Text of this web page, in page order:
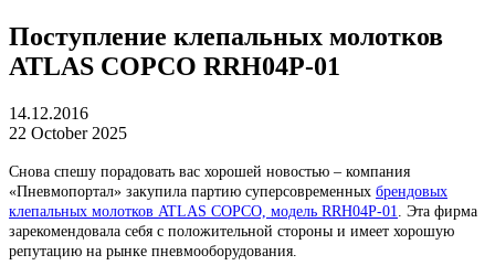
Поступление клепальных молотков
ATLAS COPCO RRH04P-01
14.12.2016
22 October 2025
Снова спешу порадовать вас хорошей новостью – компания
«Пневмопортал» закупила партию суперсовременных брендовых
клепальных молотков ATLAS COPCO, модель RRH04P-01
. Эта фирма
зарекомендовала себя с положительной стороны и имеет хорошую
репутацию на рынке пневмооборудования.